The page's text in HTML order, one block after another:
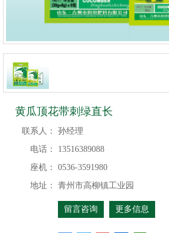
黄瓜顶花带刺绿直长
联系人：
孙经理
电话：
13516389088
座机：
0536-3591980
地址：
青州市高柳镇工业园
留言咨询 更多信息